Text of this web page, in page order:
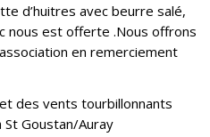
d’huitres avec beurre salé,
nous est offerte .Nous offrons
en remerciement
des vents tourbillonnants
St Goustan/Auray